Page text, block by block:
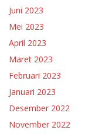
Juni 2023
Mei 2023
April 2023
Maret 2023
Februari 2023
Januari 2023
Desember 2022
November 2022